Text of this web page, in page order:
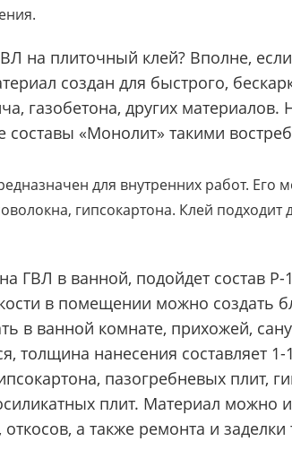
на плиточный клей? Вполне,
создан для быстрого,
газобетона, других
составы «Монолит» такими
для внутренних работ. Его
гипсокартона. Клей
ГВЛ в ванной, подойдет состав
в помещении можно создать
в ванной комнате, прихожей,
толщина нанесения составляет
пазогребневых плит,
плит. Материал можно
откосов, а также ремонта и